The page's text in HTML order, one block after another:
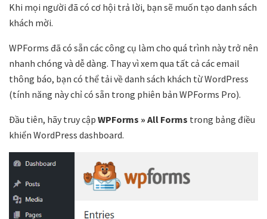
Khi mọi người đã có cơ hội trả lời, bạn sẽ muốn tạo danh sách
khách mời.
WPForms đã có sẵn các công cụ làm cho quá trình này trở nên
nhanh chóng và dễ dàng. Thay vì xem qua tất cả các email
thông báo, bạn có thể tải về danh sách khách từ WordPress
(tính năng này chỉ có sẵn trong phiên bản WPForms Pro).
Đầu tiên, hãy truy cập WPForms » All Forms trong bảng điều
khiển WordPress dashboard.